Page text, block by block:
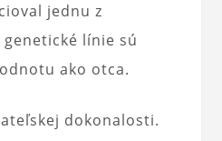
jednu z
línie sú
ako otca.
dokonalosti.